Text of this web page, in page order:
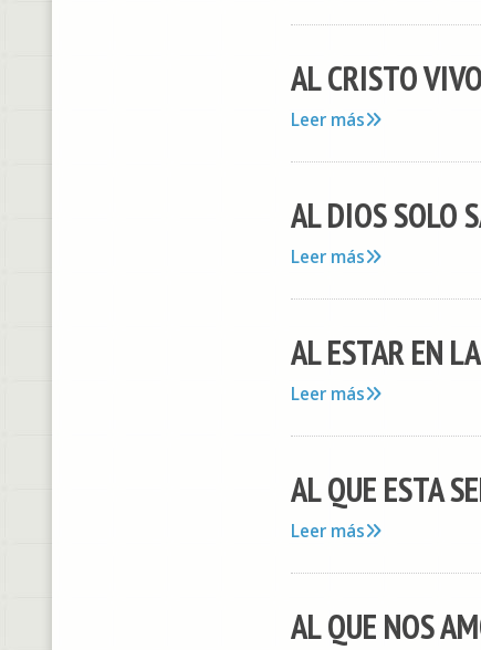
AL CRISTO
Leer más
AL DIOS SOLO
Leer más
AL ESTAR EN
Leer más
AL QUE ESTA
Leer más
AL QUE NOS